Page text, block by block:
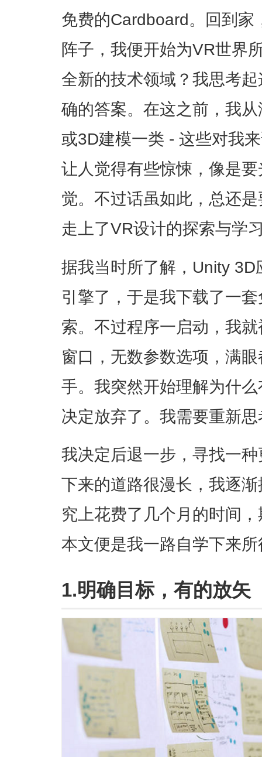
免费的Cardboard。回到
阵子，我便开始为VR世界
全新的技术领域？我思考
确的答案。在这之前，我
或3D建模一类 - 这些对我
让人觉得有些惊悚，像是
觉。不过话虽如此，总还
走上了VR设计的探索与学
据我当时所了解，Unity
引擎了，于是我下载了一
索。不过程序一启动，我
窗口，无数参数选项，满
手。我突然开始理解为什
决定放弃了。我需要重新
我决定后退一步，寻找一
下来的道路很漫长，我逐
究上花费了几个月的时间
本文便是我一路自学下来
1.明确目标，有的放矢